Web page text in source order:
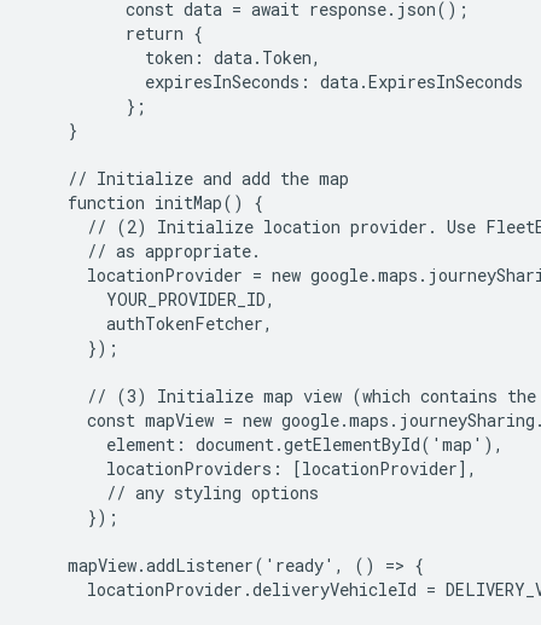
          const data = await response.json();
          return {
            token: data.Token,
            expiresInSeconds: data.ExpiresInSeconds
          };
    }
    // Initialize and add the map
    function initMap() {
// (2) Initialize location provider. Use
      // as appropriate.
locationProvider = new
        YOUR_PROVIDER_ID,
        authTokenFetcher,
      });
// (3) Initialize map view (which contains
const mapView = new
        element: document.getElementById('map'),
        locationProviders: [locationProvider],
        // any styling options
      });
    mapView.addListener('ready', () => {
locationProvider.deliveryVehicleId =